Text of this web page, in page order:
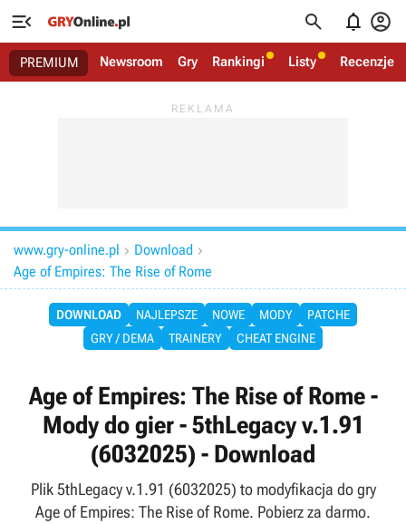
   
PREMIUM Newsroom Gry Rankingi Listy Recenzje
www.gry-online.pl  Download 
Age of Empires: The Rise of Rome
DOWNLOAD NAJLEPSZE NOWE MODY
PATCHE
GRY / DEMA
TRAINERY CHEAT ENGINE
Age of Empires: The Rise of Rome -
Mody do gier - 5thLegacy v.1.91
(6032025) - Download
Plik 5thLegacy v.1.91 (6032025) to modyfikacja do gry
Age of Empires: The Rise of Rome. Pobierz za darmo.